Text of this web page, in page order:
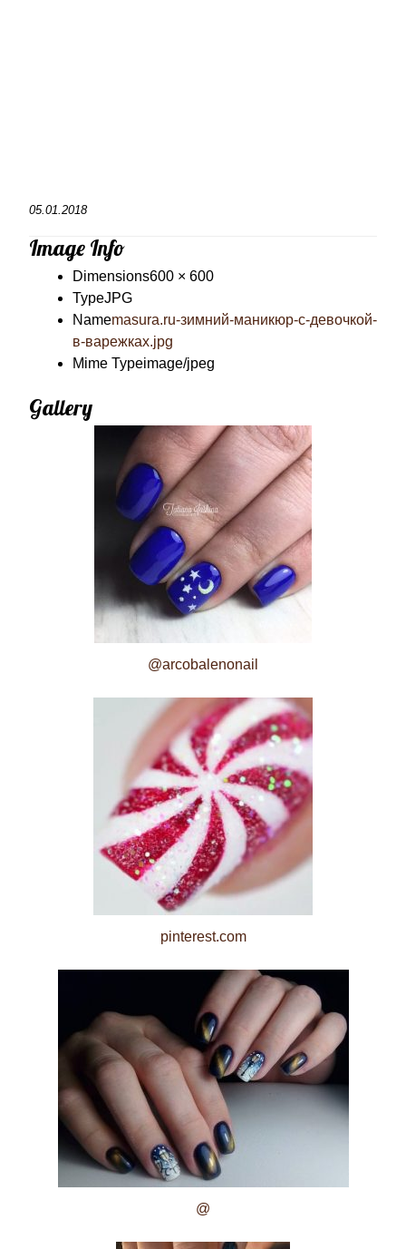
05.01.2018
Image Info
Dimensions600 × 600
TypeJPG
Namemasura.ru-зимний-маникюр-с-девочкой-
в-варежках.jpg
Mime Typeimage/jpeg
Gallery
@arcobalenonail
pinterest.com
@